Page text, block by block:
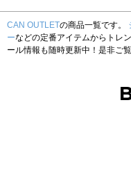
CAN OUTLETの商品一覧です。
ーなどの定番アイテムからトレ
ール情報も随時更新中！是非ご覧